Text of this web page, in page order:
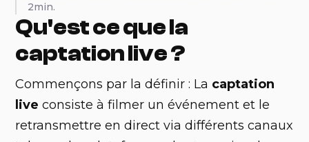
2min.
Qu'est ce que la
captation live ?
Commençons par la définir : La captation
live consiste à filmer un événement et le
retransmettre en direct via différents canaux